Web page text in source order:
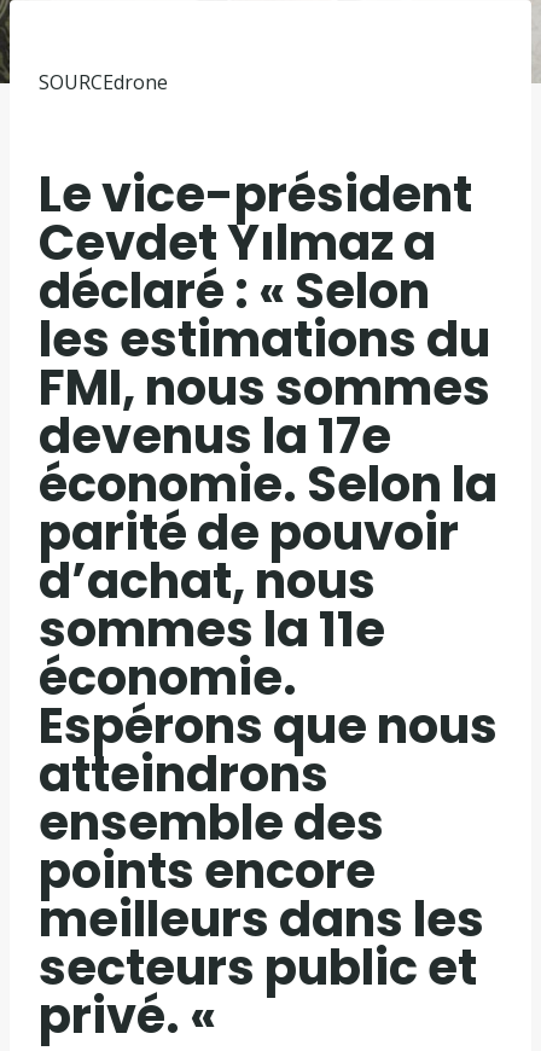
SOURCEdrone
Le vice-président
Cevdet Yılmaz a
déclaré : « Selon
les estimations du
FMI, nous sommes
devenus la 17e
économie. Selon la
parité de pouvoir
d’achat, nous
sommes la 11e
économie.
Espérons que nous
atteindrons
ensemble des
points encore
meilleurs dans les
secteurs public et
privé. «